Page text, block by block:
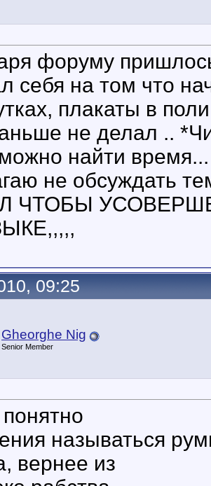
форуму
себя на том что
плакаты в
не делал ..
найти время...
не обсуждать
ЧТОБЫ
09:25
Gheorghe Nig
Senior Member
называться
вернее из